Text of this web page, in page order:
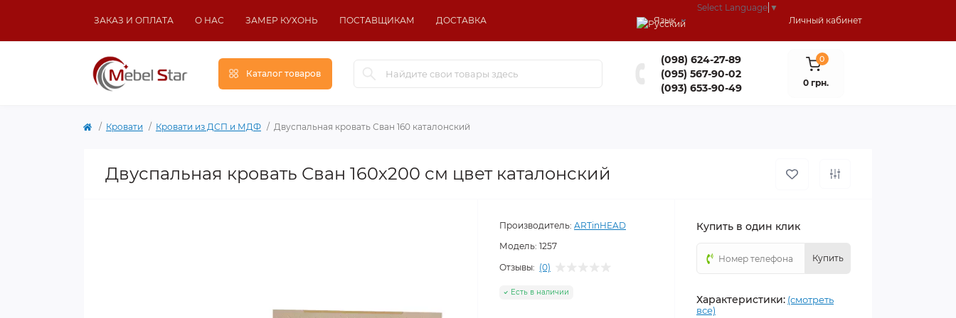
ЗАКАЗ И ОПЛАТА О НАС ЗАМЕР КУХОНЬ ПОСТАВЩИКАМ ДОСТАВКА Язык
Select Language ▼
Личный кабинет
Каталог товаров
(098) 624-27-89
(095) 567-90-02
(093) 653-90-49
0
0 грн.
Кровати Кровати из ДСП и МДФ Двуспальная кровать Сван 160 каталонский
Двуспальная кровать Сван 160х200 см цвет каталонский
Производитель: ARTinHEAD
Модель: 1257
Отзывы: (0)
Есть в наличии
Купить в один клик
Купить
Характеристики: (смотреть
все)